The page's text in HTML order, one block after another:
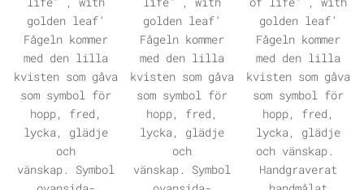
ÖPPNA GALLERI